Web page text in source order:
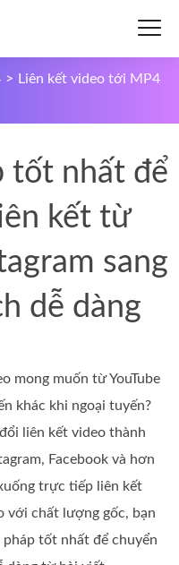
> Liên kết video tới MP4
tốt nhất để
kết từ
sang
dễ dàng
mong muốn từ YouTube
khác khi ngoại tuyến?
liên kết video thành
Facebook và hơn
trực tiếp liên kết
với chất lượng gốc, bạn
tốt nhất để chuyển